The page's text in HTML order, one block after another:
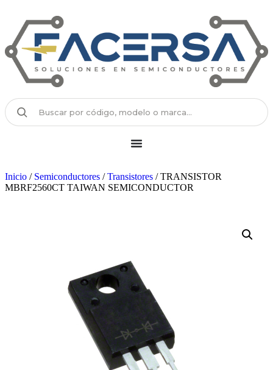
Inicio / Semiconductores /Transistores / TRANSISTOR
MBRF2560CT TAIWAN SEMICONDUCTOR